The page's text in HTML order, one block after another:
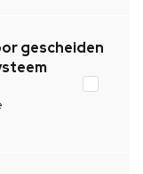
gescheiden